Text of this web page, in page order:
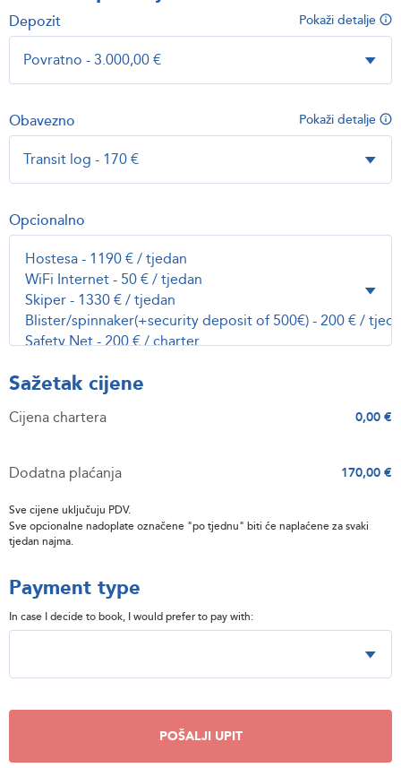
Pokaži detalje
Depozit
Pokaži detalje
Obavezno
Opcionalno
Sažetak cijene
Cijena chartera 0,00 €
Dodatna plaćanja 170,00 €
Sve cijene uključuju PDV.
Sve opcionalne nadoplate označene "po tjednu" biti će naplaćene za svaki
tjedan najma.
Payment type
In case I decide to book, I would prefer to pay with:
POŠALJI UPIT